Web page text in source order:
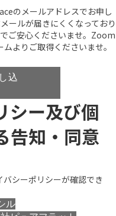
のメールアドレスでお申し
ールが届きにくくなっており
ご安心くださいませ。Zoom
よりご取得くださいませ。
込
シー及び個
告知・同意
シーポリシーが確認でき
ル